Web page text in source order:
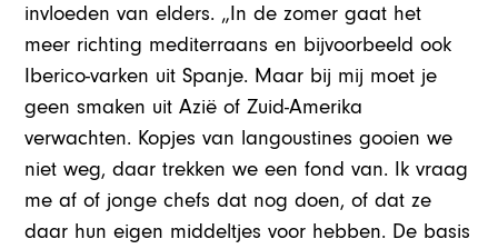
invloeden van elders. „In de zomer gaat het
meer richting mediterraans en bijvoorbeeld ook
Iberico-varken uit Spanje. Maar bij mij moet je
geen smaken uit Azië of Zuid-Amerika
verwachten. Kopjes van langoustines gooien we
niet weg, daar trekken we een fond van. Ik vraag
me af of jonge chefs dat nog doen, of dat ze
daar hun eigen middeltjes voor hebben. De basis